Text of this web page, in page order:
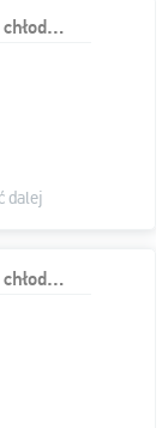
Czujnik, temperatura płynu chłodzącego - 2-biegunowy - przykręcany - z pierścieniem uszczelniającym
dalej
Czujnik, temperatura płynu chłodzącego - 4-biegunowy - przykręcany - z uszczelnieniem